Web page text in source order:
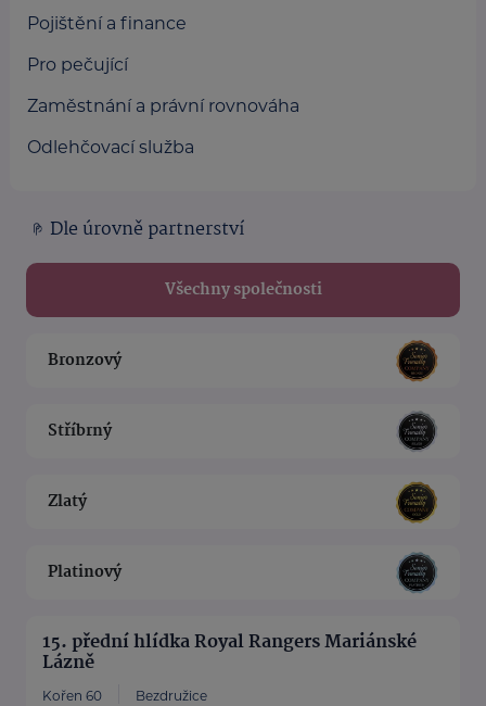
Pojištění a finance
Pro pečující
Zaměstnání a právní rovnováha
Odlehčovací služba
Dle úrovně partnerství
Všechny společnosti
Bronzový
Stříbrný
Zlatý
Platinový
15. přední hlídka Royal Rangers Mariánské
Lázně
Kořen 60 Bezdružice